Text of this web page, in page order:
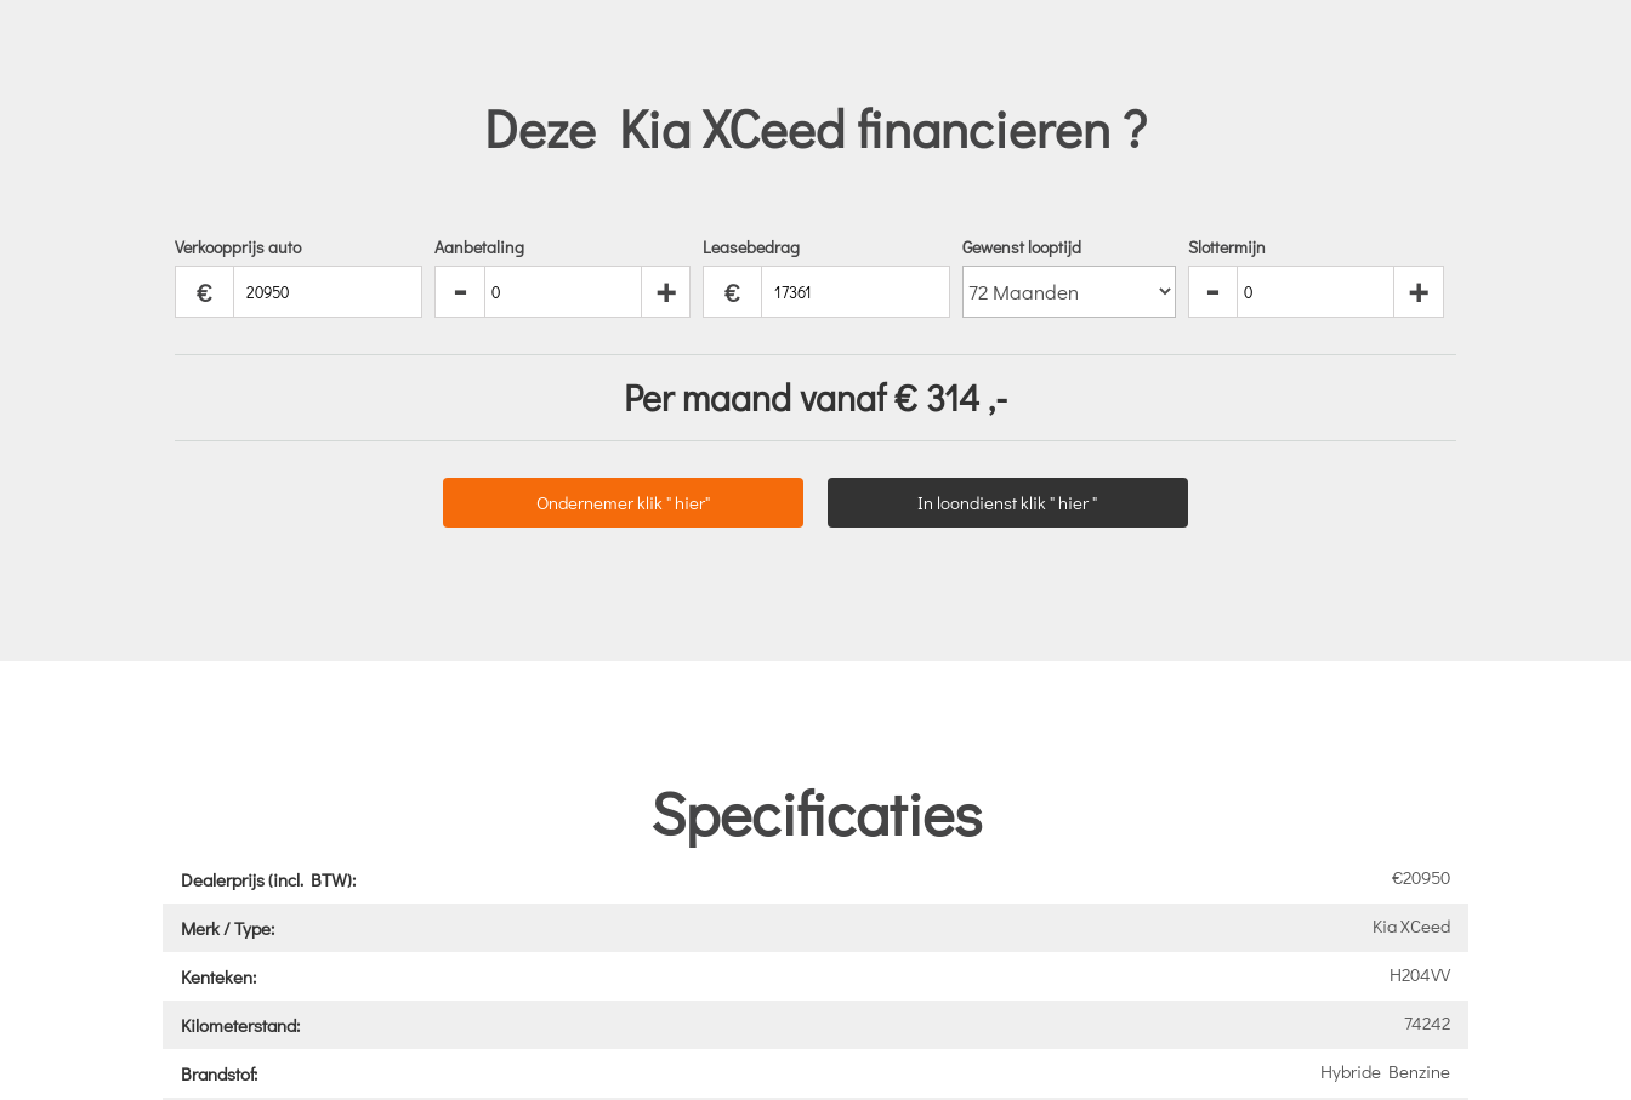
Deze Kia XCeed financieren ?
Verkoopprijs auto
€
Aanbetaling
- +
Leasebedrag
€
Gewenst looptijd Slottermijn
- +
Per maand vanaf € 314 ,-
Ondernemer klik " hier" In loondienst klik " hier "
Specificaties
Dealerprijs (incl. BTW): €20950
Merk / Type: Kia XCeed
Kenteken: H204VV
Kilometerstand: 74242
Brandstof: Hybride Benzine